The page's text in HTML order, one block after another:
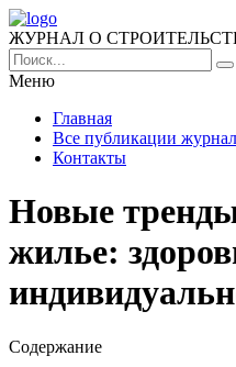
ЖУРНАЛ О
Меню
Главная
Все публикации
Контакты
Новые
жилье:
Содержание